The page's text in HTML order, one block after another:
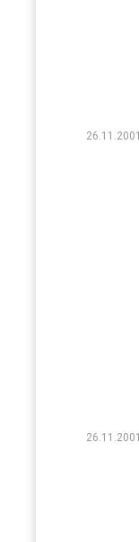
26.11.2001
26.11.2001